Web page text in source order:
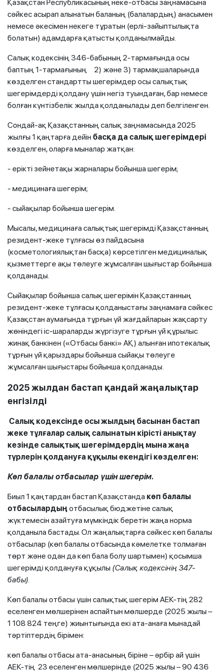
Қазақстан Республикасының неке-отбасы заңнамасына
сәйкес асырап алынатын баланың (балалардың) анасымен
немесе әкесімен некеге тұратын (ерлі-зайыптылықта
болатын) адамдарға қатысты қолданылмайды.
Салық кодексінің 346-бабының 2-тармағында осы
баптың 1-тармағының 2) және 3) тармақшаларында
көзделген стандартты шегерімдер осы салықтық
шегерімдерді қолдану үшін негіз туындаған, бар немесе
болған күнтізбелік жылда қолданылады деп белгіленген.
Сондай-ақ Қазақстанның салық заңнамасында 2025
жылғы 1 қаңтарға дейін басқа да салық шегерімдері
көзделген, оларға мыналар жатқан:
- ерікті зейнетақы жарналары бойынша шегерім;
- медицинаға шегерім;
- сыйақылар бойынша шегерім.
Мысалы, медицинаға салықтық шегерімді Қазақстанның
резидент-жеке тұлғасы өз пайдасына
(косметологиялықтан басқа) көрсетілген медициналық
қызметтерге ақы төлеуге жұмсалған шығыстар бойынша
қолданады.
Сыйақылар бойынша салық шегерімін Қазақстанның
резидент-жеке тұлғасы қолданыстағы заңнамаға сәйкес
Қазақстан аумағында тұрғын үй жағдайларын жақсарту
жөніндегі іс-шараларды жүргізуге тұрғын үй құрылыс
жинақ банкінен («Отбасы банкі» АҚ) алынған ипотекалық
тұрғын үй қарыздары бойынша сыйақы төлеуге
жұмсалған шығыстары бойынша қолданады.
2025 жылдан бастап қандай жаңалықтар
енгізілді
Салық кодексінде осы жылдың басынан бастап
жеке тұлғалар салық салынатын кірісті анықтау
кезінде салықтық шегерімдердің мына жаңа
түрлерін қолдануға құқылы екендігі көзделген:
Көп балалы отбасылар үшін шегерім.
Биыл 1 қаңтардан бастап Қазақстанда көп балалы
отбасылардың отбасылық бюджетіне салық
жүктемесін азайтуға мүмкіндік беретін жаңа норма
қолданыла бастады. Ол жаңалықтарға сәйкес көп балалы
отбасылар (көп балалы отбасында кәмелетке толмаған
төрт және одан да көп бала болу шартымен) қосымша
шегерімді қолдануға құқылы (Салық кодексінің 347-
бабы).
Көп балалы отбасы үшін салықтық шегерім АЕК-тің 282
еселенген мөлшерінен аспайтын мөлшерде (2025 жылы –
1 108 824 теңге) жиынтығында екі ата-анаға мынадай
тәртіптердің бірімен:
көп балалы отбасы ата-анасының біріне – әрбір ай үшін
АЕК-тің 23 еселенген мөлшерінде (2025 жылы – 90 436